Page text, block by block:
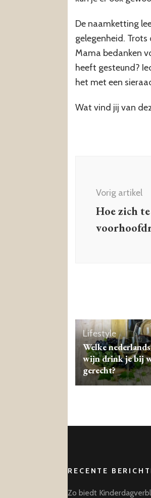
De naamketting
gelegenheid.
Mama bedanken
heeft gesteund?
het met een
Wat vind jij van
Vorig artikel
Hoe zich
Lifestyle
Welke
wijn drink je bij
gerecht?
RECENTE
Zo biedt